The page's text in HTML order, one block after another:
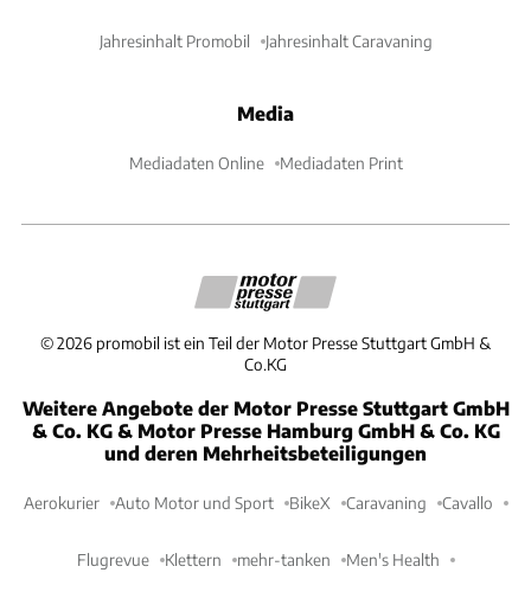
Jahresinhalt Promobil Jahresinhalt Caravaning
Media
Mediadaten Online Mediadaten Print
©2026 promobil ist ein Teil der Motor Presse Stuttgart GmbH &
Co.KG
Weitere Angebote der Motor Presse Stuttgart GmbH
& Co. KG & Motor Presse Hamburg GmbH & Co. KG
und deren Mehrheitsbeteiligungen
Aerokurier Auto Motor und Sport BikeX Caravaning Cavallo
Flugrevue Klettern mehr-tanken Men's Health